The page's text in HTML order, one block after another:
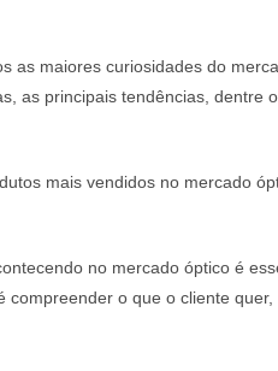
as maiores curiosidades do
as principais tendências, dentre
mais vendidos no mercado
no mercado óptico é
compreender o que o cliente